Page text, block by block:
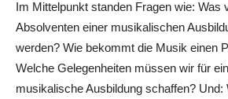
Im Mittelpunkt standen Fragen wie: Was
Absolventen einer musikalischen
werden? Wie bekommt die Musik einen
Welche Gelegenheiten müssen wir für
musikalische Ausbildung schaffen?